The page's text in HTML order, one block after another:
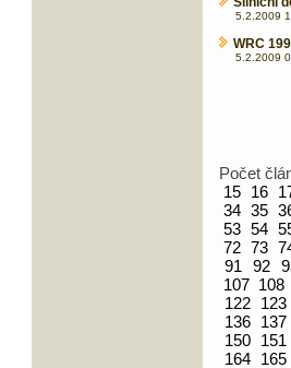
5.2.2009
WRC
5.2.2009
Počet
15 16
34 35
53 54
72 73
91
92
107 108
122
123
136
137
150
151
164
165